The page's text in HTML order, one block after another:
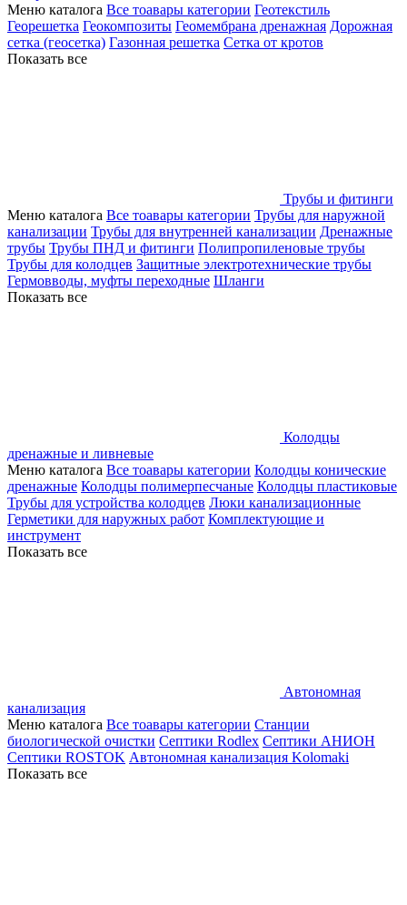
Меню каталога Все тоавары категории Геотекстиль
Георешетка Геокомпозиты Геомембрана дренажная Дорожная
сетка (геосетка) Газонная решетка Сетка от кротов
Показать все
Трубы и фитинги
Меню каталога Все тоавары категории Трубы для наружной
канализации Трубы для внутренней канализации Дренажные
трубы Трубы ПНД и фитинги Полипропиленовые трубы
Трубы для колодцев Защитные электротехнические трубы
Гермовводы, муфты переходные Шланги
Показать все
Колодцы
дренажные и ливневые
Меню каталога Все тоавары категории Колодцы конические
дренажные Колодцы полимерпесчаные Колодцы пластиковые
Трубы для устройства колодцев Люки канализационные
Герметики для наружных работ Комплектующие и
инструмент
Показать все
Автономная
канализация
Меню каталога Все тоавары категории Станции
биологической очистки Септики Rodlex Септики АНИОН
Септики ROSTOK Автономная канализация Kolomaki
Показать все